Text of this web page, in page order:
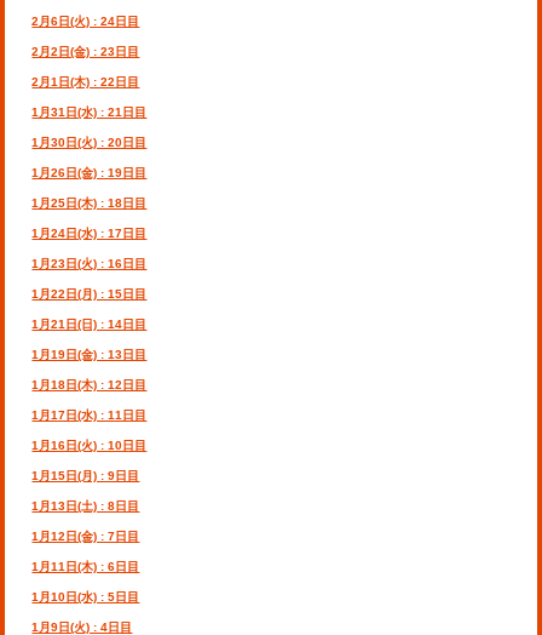
2月6日(火) : 24日目
2月2日(金) : 23日目
2月1日(木) : 22日目
1月31日(水) : 21日目
1月30日(火) : 20日目
1月26日(金) : 19日目
1月25日(木) : 18日目
1月24日(水) : 17日目
1月23日(火) : 16日目
1月22日(月) : 15日目
1月21日(日) : 14日目
1月19日(金) : 13日目
1月18日(木) : 12日目
1月17日(水) : 11日目
1月16日(火) : 10日目
1月15日(月) : 9日目
1月13日(土) : 8日目
1月12日(金) : 7日目
1月11日(木) : 6日目
1月10日(水) : 5日目
1月9日(火) : 4日目